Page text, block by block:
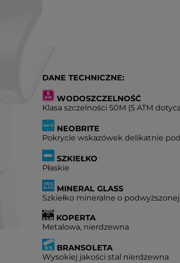
DANE TECHNICZNE:
WODOSZCZELNOŚĆ
Klasa szczelności 50M (5 ATM
NEOBRITE
Pokrycie wskazówek delikatnie
SZKIEŁKO
Płaskie
MINERAL GLASS
Szkiełko mineralne o
KOPERTA
Metalowa, nierdzewna
BRANSOLETA
Wysokiej jakości stal nierdzewna